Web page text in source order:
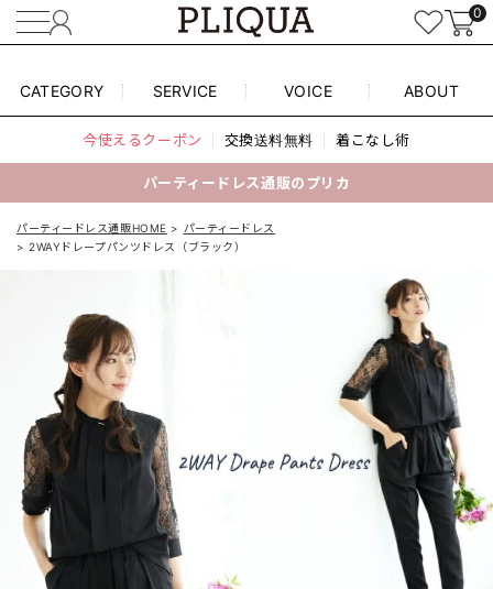
0
CATEGORY SERVICE VOICE ABOUT
今使えるクーポン 交換送料無料 着こなし術
パーティードレス通販のプリカ
パーティードレス通販HOME
パーティードレス
2WAYドレープパンツドレス（ブラック）